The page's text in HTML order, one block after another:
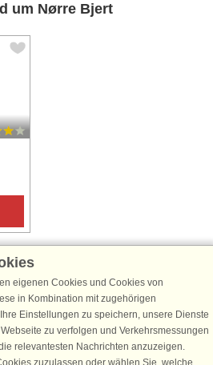
um Nørre Bjert
Ferienhaus-Fans an
von 25 €für Ihren nächsten
sich einfach für den DanCenter Newsletter
Angebote, Gewinnspiele und
eigenen Cookies und Cookies von
in Kombination mit zugehörigen
Einstellungen zu speichern, unsere Dienste
zu verfolgen und Verkehrsmessungen
relevantesten Nachrichten anzuzeigen.
zuzulassen oder wählen Sie, welche